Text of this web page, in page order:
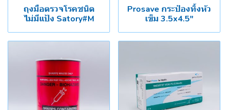
ถุงมือตรวจโรคชนิด
ไม่มีแป้ง Satory#M
Prosave กระป๋องทิ้งหัว
เข็ม 3.5x4.5"